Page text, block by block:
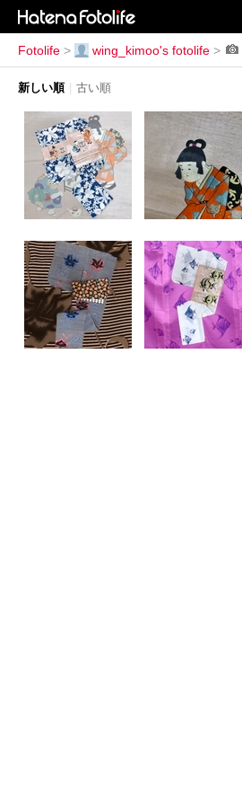
Fotolife > wing_kimoo's fotolife >
新しい順 | 古い順